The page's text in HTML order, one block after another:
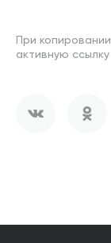
При
активную